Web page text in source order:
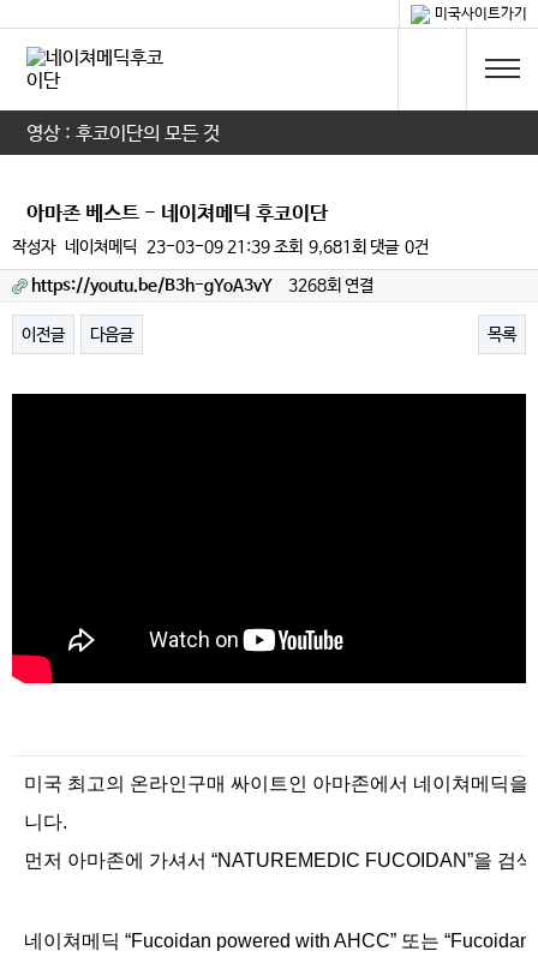
미국사이트가기
영상 : 후코이단의 모든 것
아마존 베스트 - 네이쳐메딕 후코이단
작성자 네이쳐메딕 23-03-09 21:39조회 9,681회 댓글 0건
https://youtu.be/B3h-gYoA3vY
3268회 연결
이전글 다음글 목록
본문
미국 최고의 온라인구매 싸이트인 아마존에서 네이쳐메딕
니다.
먼저 아마존에 가셔서 “NATUREMEDIC FUCOIDAN”을 검
네이쳐메딕 “Fucoidan powered with AHCC” 또는